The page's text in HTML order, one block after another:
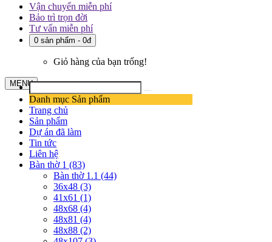
Vận chuyển miễn phí
Bảo trì trọn đời
Tư vấn miễn phí
0 sản phẩm - 0đ
Giỏ hàng của bạn trống!
MENU
Danh mục Sản phẩm
Trang chủ
Sản phẩm
Dự án đã làm
Tin tức
Liên hệ
Bàn thờ 1 (83)
Bàn thờ 1.1 (44)
36x48 (3)
41x61 (1)
48x68 (4)
48x81 (4)
48x88 (2)